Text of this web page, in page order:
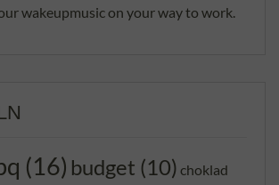
wakeupmusic on your way to work.
(16) budget (10) choklad